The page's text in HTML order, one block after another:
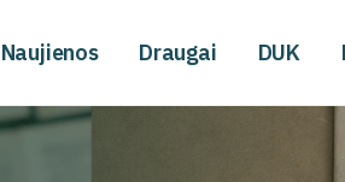
Naujienos Draugai DUK